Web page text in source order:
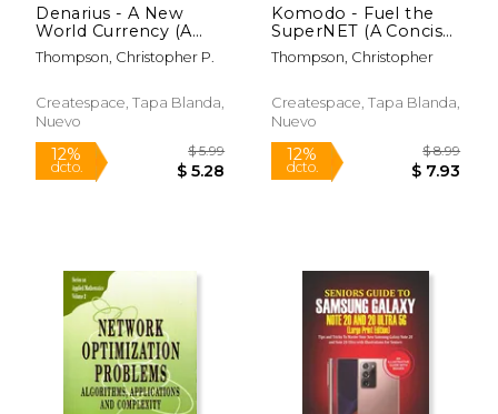
12%
dcto. $ 16.96
12%
dcto.
Denarius - A New
World Currency (A
Concise Denarius
History Book) (en
Thompson, Christopher P.
Createspace, Tapa Blanda,
Nuevo
Komodo - Fuel the
SuperNET (A Concise
Komodo History
Book) (en Inglés)
Thompson, Christopher
Createspace, Tapa Blanda,
Nuevo